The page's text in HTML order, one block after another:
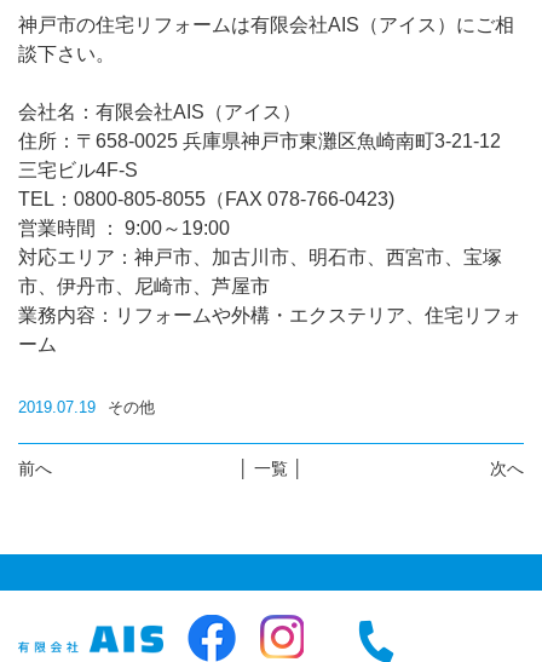
神戸市の住宅リフォームは有限会社AIS（アイス）にご相
談下さい。
会社名：有限会社AIS（アイス）
住所：〒658-0025 兵庫県神戸市東灘区魚崎南町3-21-12
三宅ビル4F-S
TEL：0800-805-8055（FAX 078-766-0423)
営業時間 ： 9:00～19:00
対応エリア：神戸市、加古川市、明石市、西宮市、宝塚
市、伊丹市、尼崎市、芦屋市
業務内容：リフォームや外構・エクステリア、住宅リフォ
ーム
2019.07.19 その他
前へ 次へ
│ 一覧 │